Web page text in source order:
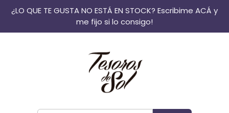
¿LO QUE TE GUSTA NO ESTÁ EN STOCK? Escribime ACÁ y
me fijo si lo consigo!